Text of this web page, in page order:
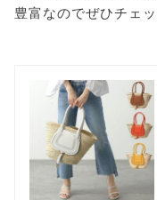
豊富なのでぜひチェッ